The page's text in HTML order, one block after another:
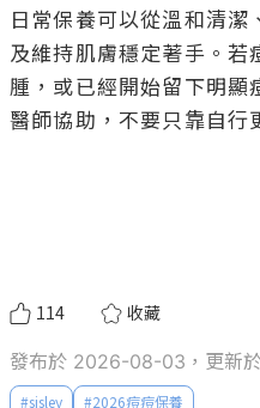
日常保養可以從溫和清潔
及維持肌膚穩定著手。若
腫，或已經開始留下明顯
醫師協助，不要只靠自行
114 收藏
發布於 2026-08-03，更新
#sisley #2026痘痘保養